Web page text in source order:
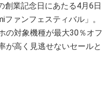
創業記念日にあたる4月6日
ァンフェスティバル」。
の対象機種が最大30％オフ
が高く見逃せないセールと